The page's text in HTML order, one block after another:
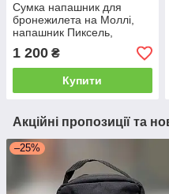
Сумка напашник для
бронежилета на Моллі,
напашник Пиксель,
WINTAC, Cordura 1000D,
тактичний підсумок
напашник для плитоноски
1 200 ₴
Купити
Акційні пропозиції та
–25%